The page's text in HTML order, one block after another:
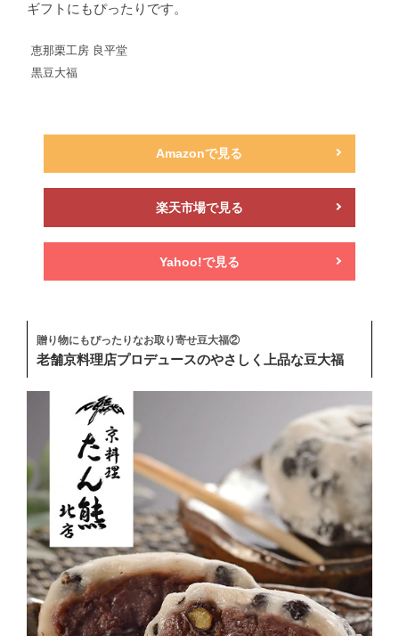
ギフトにもぴったりです。
恵那栗工房 良平堂
黒豆大福
Amazonで見る
楽天市場で見る
Yahoo!で見る
贈り物にもぴったりなお取り寄せ豆大福②
老舗京料理店プロデュースのやさしく上品な豆大福